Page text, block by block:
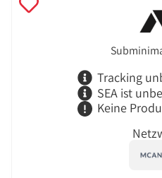
Tracking
SEA ist
Keine